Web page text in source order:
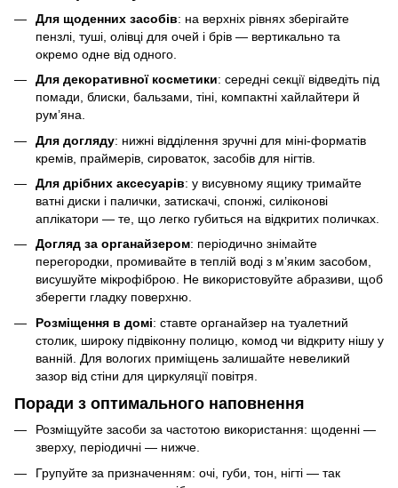
Для щоденних засобів: на верхніх рівнях зберігайте
пензлі, туші, олівці для очей і брів — вертикально та
окремо одне від одного.
Для декоративної косметики: середні секції відведіть під
помади, блиски, бальзами, тіні, компактні хайлайтери й
рум’яна.
Для догляду: нижні відділення зручні для міні-форматів
кремів, праймерів, сироваток, засобів для нігтів.
Для дрібних аксесуарів: у висувному ящику тримайте
ватні диски і палички, затискачі, спонжі, силіконові
аплікатори — те, що легко губиться на відкритих поличках.
Догляд за органайзером: періодично знімайте
перегородки, промивайте в теплій воді з м’яким засобом,
висушуйте мікрофіброю. Не використовуйте абразиви, щоб
зберегти гладку поверхню.
Розміщення в домі: ставте органайзер на туалетний
столик, широку підвіконну полицю, комод чи відкриту нішу у
ванній. Для вологих приміщень залишайте невеликий
зазор від стіни для циркуляції повітря.
Поради з оптимального наповнення
Розміщуйте засоби за частотою використання: щоденні —
зверху, періодичні — нижче.
Групуйте за призначенням: очі, губи, тон, нігті — так